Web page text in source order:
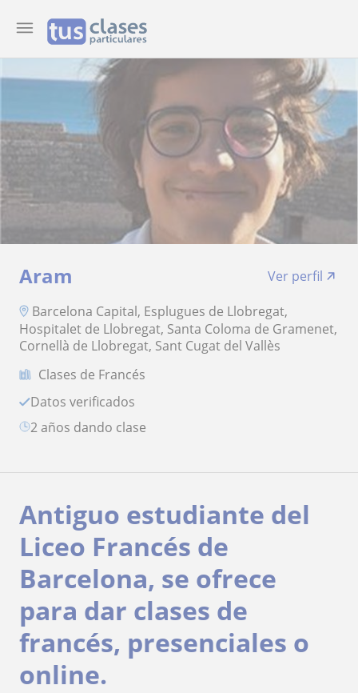
Aram
Ver perfil
Barcelona Capital, Esplugues de Llobregat,
Hospitalet de Llobregat, Santa Coloma de Gramenet,
Cornellà de Llobregat, Sant Cugat del Vallès
Clases de Francés
Datos verificados
2 años dando clase
Antiguo estudiante del
Liceo Francés de
Barcelona, se ofrece
para dar clases de
francés, presenciales o
online.